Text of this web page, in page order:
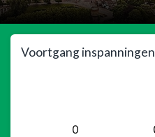
Voortgang inspanningen